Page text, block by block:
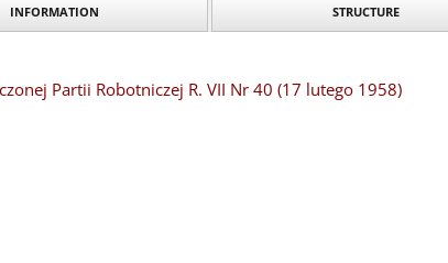
INFORMATION STRUCTURE
Partii Robotniczej R. VII Nr 40 (17 lutego 1958)